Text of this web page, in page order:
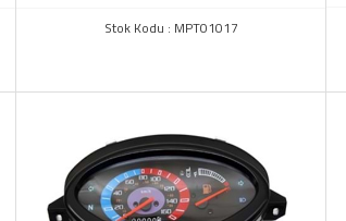
Stok Kodu : MPT01017